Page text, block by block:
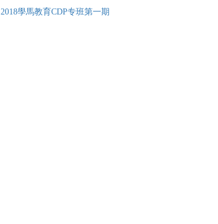
2018學馬教育CDP专班第一期